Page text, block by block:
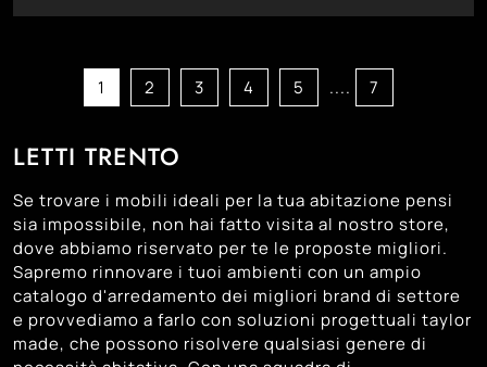
1 2 3 4 5 .... 7
LETTI TRENTO
Se trovare i mobili ideali per la tua abitazione pensi
sia impossibile, non hai fatto visita al nostro store,
dove abbiamo riservato per te le proposte migliori.
Sapremo rinnovare i tuoi ambienti con un ampio
catalogo d'arredamento dei migliori brand di settore
e provvediamo a farlo con soluzioni progettuali taylor
made, che possono risolvere qualsiasi genere di